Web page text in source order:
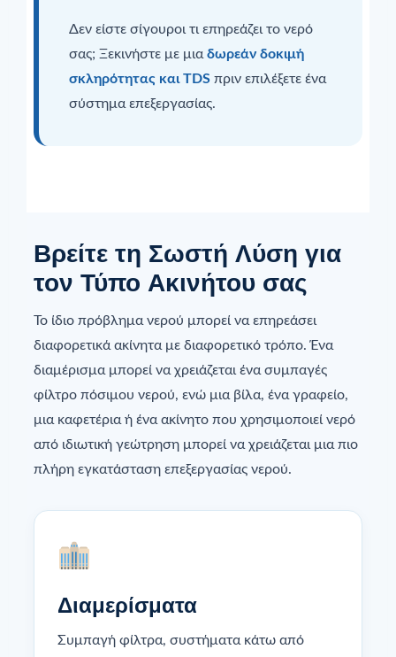
Δεν είστε σίγουροι τι επηρεάζει το νερό
σας; Ξεκινήστε με μια δωρεάν δοκιμή
σκληρότητας και TDS πριν επιλέξετε ένα
σύστημα επεξεργασίας.
Βρείτε τη Σωστή Λύση για
τον Τύπο Ακινήτου σας
Το ίδιο πρόβλημα νερού μπορεί να επηρεάσει
διαφορετικά ακίνητα με διαφορετικό τρόπο. Ένα
διαμέρισμα μπορεί να χρειάζεται ένα συμπαγές
φίλτρο πόσιμου νερού, ενώ μια βίλα, ένα γραφείο,
μια καφετέρια ή ένα ακίνητο που χρησιμοποιεί νερό
από ιδιωτική γεώτρηση μπορεί να χρειάζεται μια πιο
πλήρη εγκατάσταση επεξεργασίας νερού.
Διαμερίσματα
Συμπαγή φίλτρα, συστήματα κάτω από